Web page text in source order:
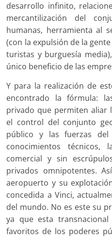
desarrollo infinito,
mercantilización del
humanas, herramienta al
(con la expulsión de la
turistas y burguesía
único beneficio de las
Y para la realización de
encontrado la fórmula:
privado que permiten aliar
el control del conjunto
público y las fuerzas
conocimientos
comercial y sin
privados omnipotentes.
aeropuerto y su
concedida a Vinci,
del mundo. No es este su
ya que esta
favoritos de los poderes